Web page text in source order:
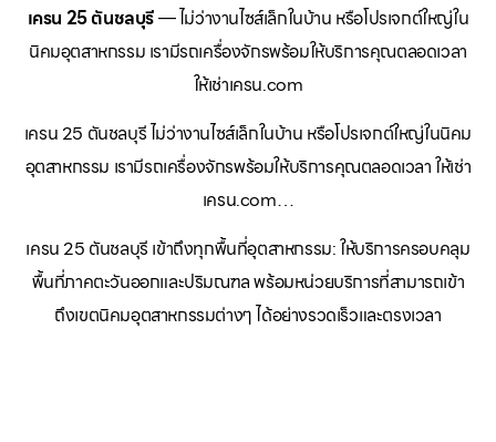
เครน 25 ตันชลบุรี— ไม่ว่างานไซส์เล็กในบ้าน หรือโปรเจกต์ใหญ่ใน
นิคมอุตสาหกรรม เรามีรถเครื่องจักรพร้อมให้บริการคุณตลอดเวลา
ให้เช่าเครน.com
เครน 25 ตันชลบุรี ไม่ว่างานไซส์เล็กในบ้าน หรือโปรเจกต์ใหญ่ในนิคม
อุตสาหกรรม เรามีรถเครื่องจักรพร้อมให้บริการคุณตลอดเวลา ให้เช่า
เครน.com…
เครน 25 ตันชลบุรี เข้าถึงทุกพื้นที่อุตสาหกรรม: ให้บริการครอบคลุม
พื้นที่ภาคตะวันออกและปริมณฑล พร้อมหน่วยบริการที่สามารถเข้า
ถึงเขตนิคมอุตสาหกรรมต่างๆ ได้อย่างรวดเร็วและตรงเวลา